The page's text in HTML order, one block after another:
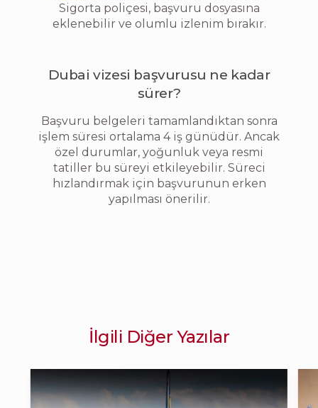
Sigorta poliçesi, başvuru dosyasına
eklenebilir ve olumlu izlenim bırakır.
Dubai vizesi başvurusu ne kadar
sürer?
Başvuru belgeleri tamamlandıktan sonra
işlem süresi ortalama 4 iş günüdür. Ancak
özel durumlar, yoğunluk veya resmi
tatiller bu süreyi etkileyebilir. Süreci
hızlandırmak için başvurunun erken
yapılması önerilir.
İlgili Diğer Yazılar